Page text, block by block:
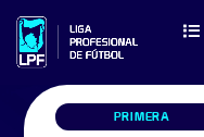
PRIMERA